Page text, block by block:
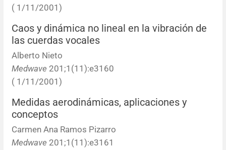
( 1/11/2001)
Caos y dinámica no lineal en la vibración de
las cuerdas vocales
Alberto Nieto
Medwave 201;1(11):e3160
( 1/11/2001)
Medidas aerodinámicas, aplicaciones y
conceptos
Carmen Ana Ramos Pizarro
Medwave 201;1(11):e3161